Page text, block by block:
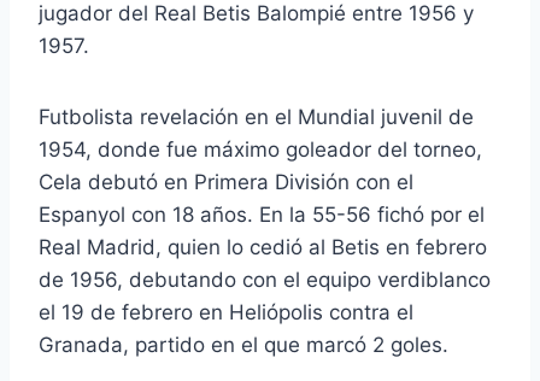
jugador del Real Betis Balompié entre 1956 y
1957.
Futbolista revelación en el Mundial juvenil de
1954, donde fue máximo goleador del torneo,
Cela debutó en Primera División con el
Espanyol con 18 años. En la 55-56 fichó por el
Real Madrid, quien lo cedió al Betis en febrero
de 1956, debutando con el equipo verdiblanco
el 19 de febrero en Heliópolis contra el
Granada, partido en el que marcó 2 goles.